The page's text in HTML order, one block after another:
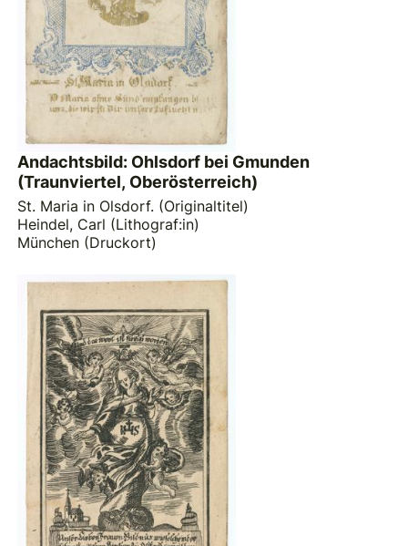
Andachtsbild: Ohlsdorf bei Gmunden
(Traunviertel, Oberösterreich)
St. Maria in Olsdorf. (Originaltitel)
Heindel, Carl (Lithograf:in)
München (Druckort)